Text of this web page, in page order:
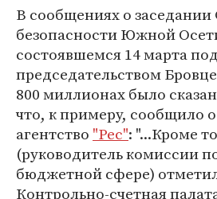
В сообщениях о заседании
безопасности Южной
состоявшемся 14 марта под
председательством
800 миллионах было
что, к примеру, сообщило
агентство "Рес": "...Кроме
(руководитель комиссии
бюджетной сфере)
Контрольно-счетная